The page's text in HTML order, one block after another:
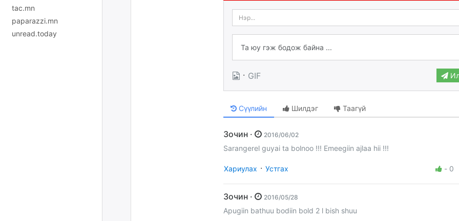
tac.mn
paparazzi.mn
unread.today
· GIF
Сүүлийн Шилдэг Таагүй
Зочин · 2016/06/02
Sarangerel guyai ta bolnoo !!! Emeegiin ajlaa hii !!!
Хариулах · Устгах - 0
Зочин · 2016/05/28
Apugiin bathuu bodiin bold 2 l bish shuu